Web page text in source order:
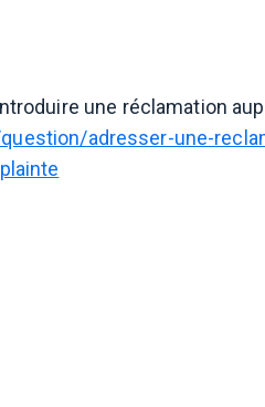
une réclamation
adresser-une-